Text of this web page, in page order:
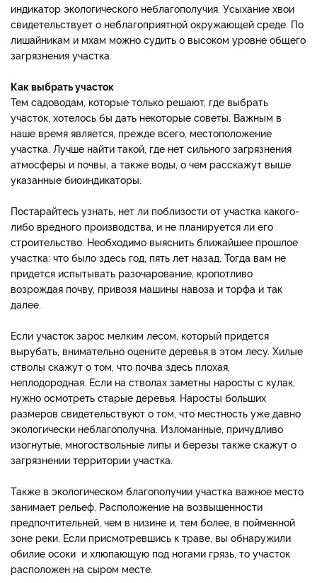
индикатор экологического неблагополучия. Усыхание хвои
свидетельствует о неблагоприятной окружающей среде. По
лишайникам и мхам можно судить о высоком уровне общего
загрязнения участка.
Как выбрать участок
Тем садоводам, которые только решают, где выбрать
участок, хотелось бы дать некоторые советы. Важным в
наше время является, прежде всего, местоположение
участка. Лучше найти такой, где нет сильного загрязнения
атмосферы и почвы, а также воды, о чем расскажут выше
указанные биоиндикаторы.
Постарайтесь узнать, нет ли поблизости от участка какого-
либо вредного производства, и не планируется ли его
строительство. Необходимо выяснить ближайшее прошлое
участка: что было здесь год, пять лет назад. Тогда вам не
придется испытывать разочарование, кропотливо
возрождая почву, привозя машины навоза и торфа и так
далее.
Если участок зарос мелким лесом, который придется
вырубать, внимательно оцените деревья в этом лесу. Хилые
стволы скажут о том, что почва здесь плохая,
неплодородная. Если на стволах заметны наросты с кулак,
нужно осмотреть старые деревья. Наросты больших
размеров свидетельствуют о том, что местность уже давно
экологически неблагополучна. Изломанные, причудливо
изогнутые, многоствольные липы и березы также скажут о
загрязнении территории участка.
Также в экологическом благополучии участка важное место
занимает рельеф. Расположение на возвышенности
предпочтительней, чем в низине и, тем более, в пойменной
зоне реки. ​Если присмотревшись к траве, вы обнаружили
обилие осоки и хлюпающую под ногами грязь, то участок
расположен на сыром месте.